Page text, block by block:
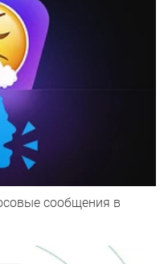
сообщения в